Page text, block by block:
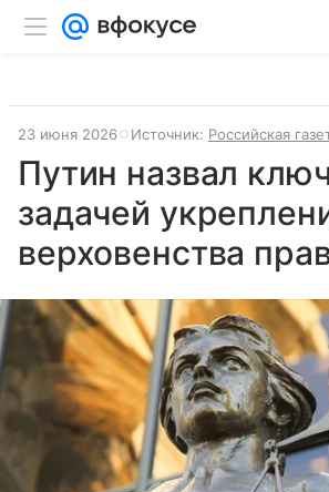
23 июня 2026 Источник: Российская
Путин назвал
задачей
верховенства